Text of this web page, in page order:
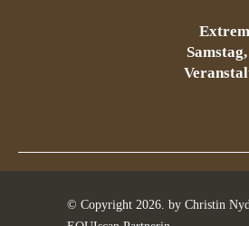
© Copyright 2026. by Christin